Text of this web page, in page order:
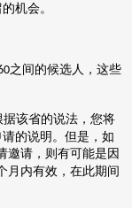
机会。
之间的候选人，这些
据该省的说法，您将
的说明。但是，如
邀请，则有可能是因
月内有效，在此期间